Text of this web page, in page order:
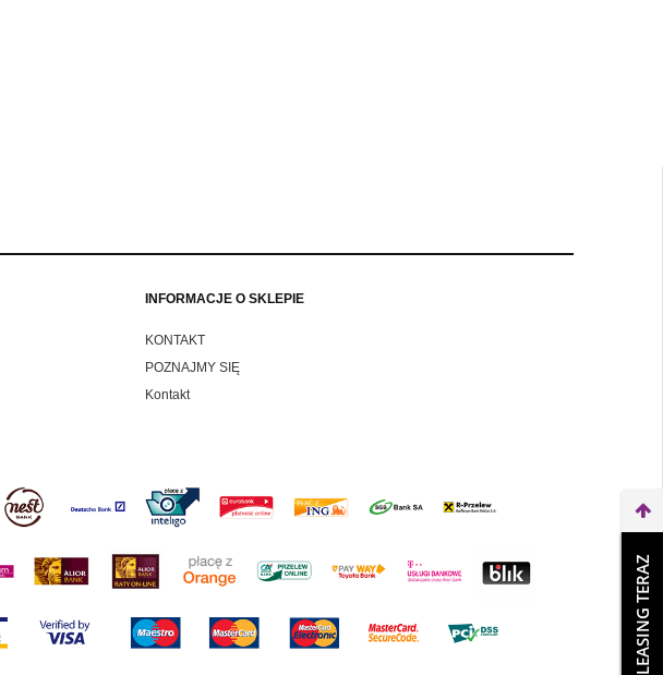
INFORMACJE O SKLEPIE
KONTAKT
POZNAJMY SIĘ
Kontakt
WEŹ LEASING TERAZ